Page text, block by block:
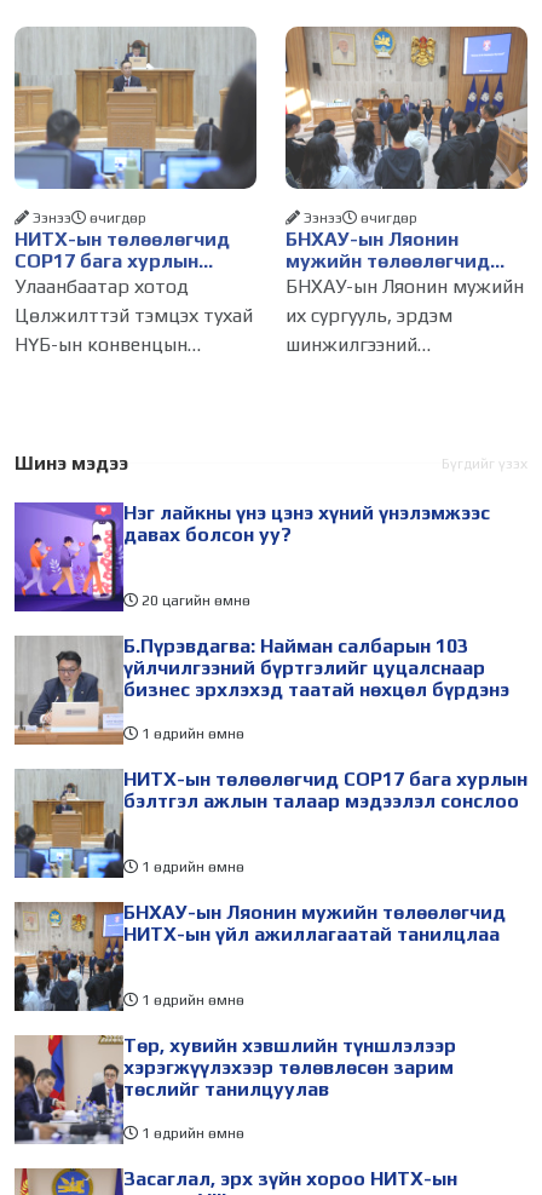
амжилт, тэр ч байтугай
хүний үнэ цэнийг хүртэл
лайк, шэйр, дагагчийн
тоогоор хэмжих хандлага
газар авч
журмын зарим хэсгийг
хүчингүй болгож,
зөвшөөрлийн шинжтэй
103 бүртгэлээс нийслэлийн
бизнес эрхлэгчдийг
НИТХ-ын төлөөлөгчид
COP17 бага хурлын
бэлтгэл ажлын талаар
мэдээлэл сонслоо
Ээнээ өчигдѳр
Улаанбаатар хотод
Цөлжилттэй тэмцэх тухай
НҮБ-ын конвенцын
өдөр зохион
холбогдуулан Нийслэлийн
БНХАУ-ын Ляонин
мужийн төлөөлөгчид
НИТХ-ын үйл
танилцлаа
Ээнээ өчигдѳр
БНХАУ-ын Ляонин мужийн
их сургууль, эрдэм
шинжилгээний
төлөөлөгчид Монгол
айлчлалынхаа хүрээнд
Шинэ мэдээ Бүгдийг үзэх
Нэг лайкны үнэ цэнэ хүний үнэлэмжээс
давах болсон уу?
20 цагийн өмнө
Б.Пүрэвдагва: Найман салбарын 103
үйлчилгээний бүртгэлийг цуцалснаар
бизнес эрхлэхэд таатай нөхцөл бүрдэнэ
1 өдрийн өмнө
НИТХ-ын төлөөлөгчид COP17 бага хурлын
бэлтгэл ажлын талаар мэдээлэл сонслоо
1 өдрийн өмнө
БНХАУ-ын Ляонин мужийн төлөөлөгчид
НИТХ-ын үйл ажиллагаатай танилцлаа
1 өдрийн өмнө
Төр, хувийн хэвшлийн түншлэлээр
хэрэгжүүлэхээр төлөвлөсөн зарим
төслийг танилцуулав
1 өдрийн өмнө
Засаглал, эрх зүйн хороо НИТХ-ын